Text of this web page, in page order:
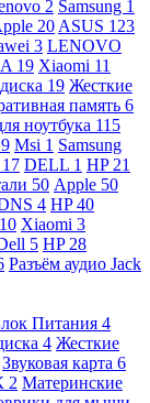
2 Samsung 1
20 ASUS 123
3 LENOVO
19 Xiaomi 11
19 Жесткие
память 6
ноутбука 115
Msi 1 Samsung
17 DELL 1 HP 21
50 Apple 50
4 HP40
10 Xiaomi 3
5 HP 28
Разъём аудио Jack
Питания 4
4 Жесткие
Звуковая карта 6
2 Материнские